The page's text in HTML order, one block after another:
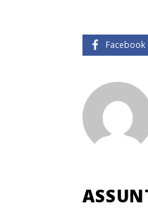
Facebook